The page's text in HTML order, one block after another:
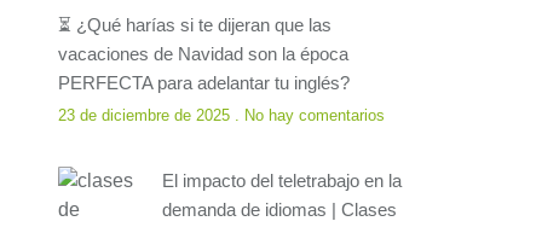
⏳ ¿Qué harías si te dijeran que las
vacaciones de Navidad son la época
PERFECTA para adelantar tu inglés?
23 de diciembre de 2025 No hay comentarios
El impacto del teletrabajo en la
demanda de idiomas | Clases